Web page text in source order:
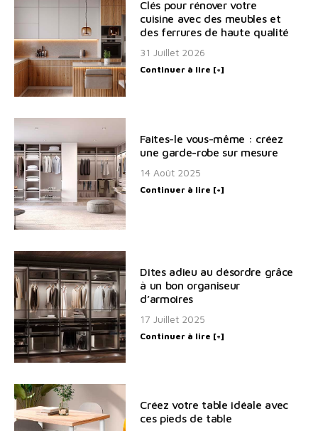
Clés pour rénover votre
cuisine avec des meubles et
des ferrures de haute qualité
31 Juillet 2026
Continuer à lire [+]
Faites-le vous-même : créez
une garde-robe sur mesure
14 Août 2025
Continuer à lire [+]
Dites adieu au désordre grâce
à un bon organiseur
d’armoires
17 Juillet 2025
Continuer à lire [+]
Créez votre table idéale avec
ces pieds de table